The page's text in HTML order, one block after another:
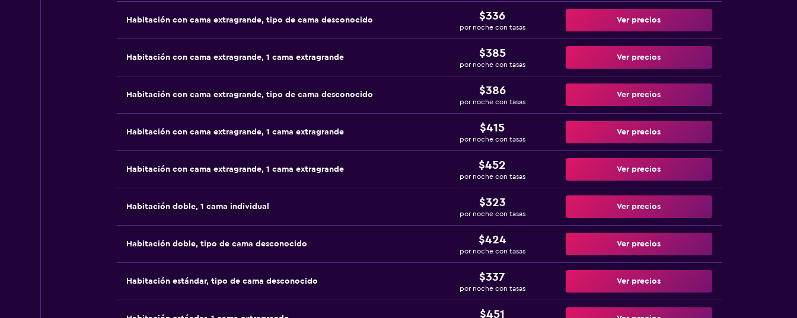
Habitación con cama extragrande, tipo de cama desconocido $336
por noche con tasas
Ver precios
Habitación con cama extragrande, 1 cama extragrande $385
por noche con tasas
Ver precios
Habitación con cama extragrande, tipo de cama desconocido $386
por noche con tasas
Ver precios
Habitación con cama extragrande, 1 cama extragrande $415
por noche con tasas
Ver precios
Habitación con cama extragrande, 1 cama extragrande $452
por noche con tasas
Ver precios
Habitación doble, 1 cama individual $323
por noche con tasas
Ver precios
Habitación doble, tipo de cama desconocido $424
por noche con tasas
Ver precios
Habitación estándar, tipo de cama desconocido $337
por noche con tasas
Ver precios
$451